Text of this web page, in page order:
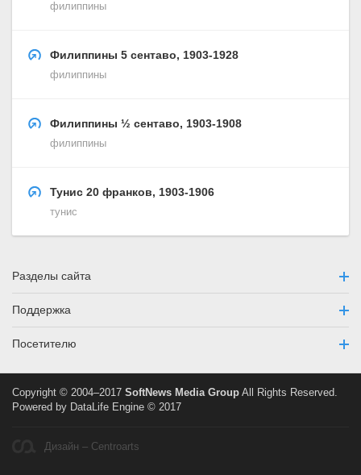
филиппины
Филиппины 5 сентаво, 1903-1928
филиппины
Филиппины ½ сентаво, 1903-1908
филиппины
Тунис 20 франков, 1903-1906
тунис
Разделы сайта
Поддержка
Посетителю
Copyright © 2004–2017 SoftNews Media Group All Rights Reserved.
Powered by DataLife Engine © 2017
Дизайн – Centroarts